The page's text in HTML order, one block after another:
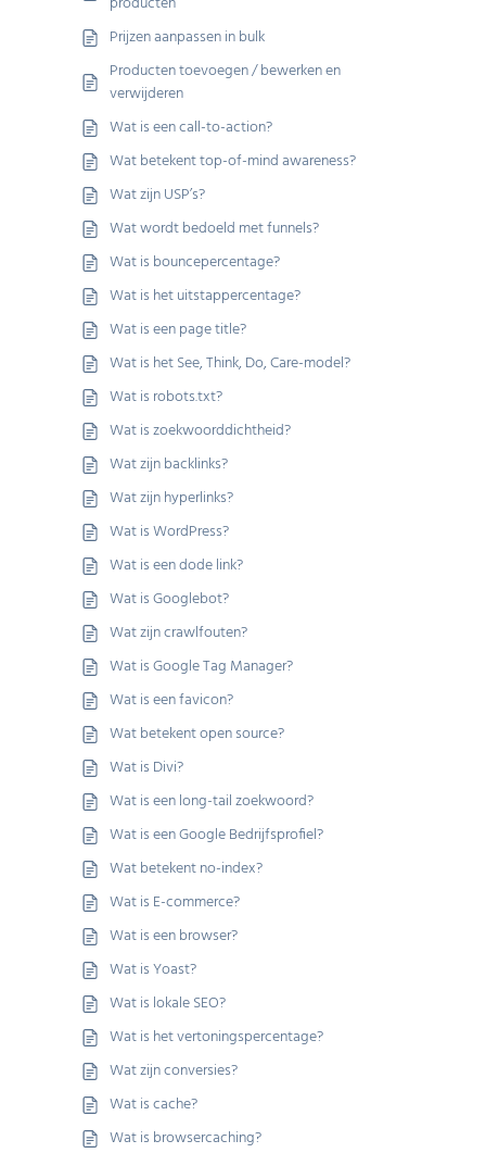
Prijzen aanpassen in bulk
Producten toevoegen / bewerken en
verwijderen
Wat is een call-to-action?
Wat betekent top-of-mind awareness?
Wat zijn USP’s?
Wat wordt bedoeld met funnels?
Wat is bouncepercentage?
Wat is het uitstappercentage?
Wat is een page title?
Wat is het See, Think, Do, Care-model?
Wat is robots.txt?
Wat is zoekwoorddichtheid?
Wat zijn backlinks?
Wat zijn hyperlinks?
Wat is WordPress?
Wat is een dode link?
Wat is Googlebot?
Wat zijn crawlfouten?
Wat is Google Tag Manager?
Wat is een favicon?
Wat betekent open source?
Wat is Divi?
Wat is een long-tail zoekwoord?
Wat is een Google Bedrijfsprofiel?
Wat betekent no-index?
Wat is E-commerce?
Wat is een browser?
Wat is Yoast?
Wat is lokale SEO?
Wat is het vertoningspercentage?
Wat zijn conversies?
Wat is cache?
Wat is browsercaching?